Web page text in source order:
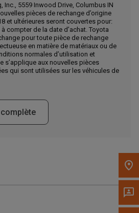
au concessionnaire
rechercher un autre concessionnaire.
Inc., 5559 Inwood Drive, Columbus IN
pièces de rechange d’origine
et ultérieures seront couvertes pour:
compter de la date d’achat. Toyota
pour toute pièce de rechange
en matière de matériaux ou de
normales d’utilisation et
s’applique aux nouvelles pièces
qui sont utilisées sur les véhicules de